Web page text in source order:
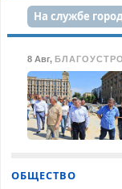
На службе
Набережная
80-летие
8 Авг,
ОБЩЕСТВО